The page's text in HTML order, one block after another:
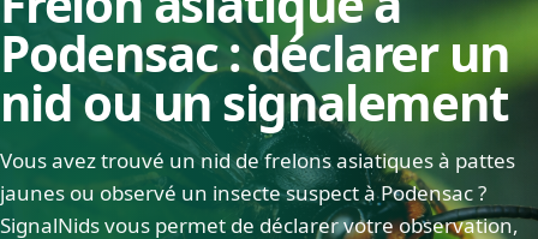
Podensac : déclarer un
nid ou un signalement
Vous avez trouvé un nid de frelons asiatiques à pattes
jaunes ou observé un insecte suspect à Podensac ?
SignalNids vous permet de déclarer votre observation,